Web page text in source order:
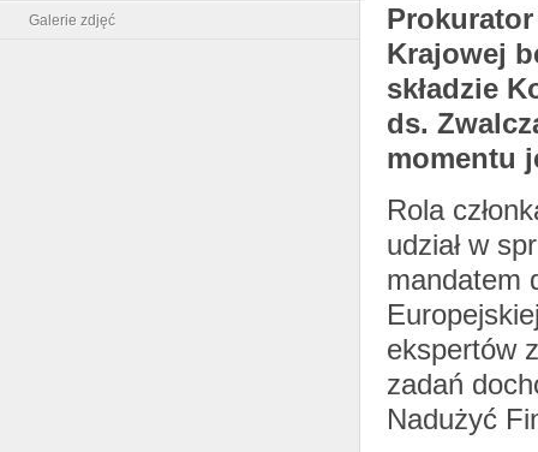
Galerie zdjęć
Krajowej
składzie
ds.
momentu
Rola
udział w
mandatem
ekspertów
zadań
Nadużyć